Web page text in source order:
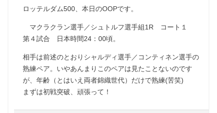
ロッテルダム500、本日のOOPです。
マクラクラン選手／シュトルフ選手組1R コート１
第４試合 日本時間24：00頃。
相手は前述のとおりシャルディ選手／コンティネン選手の
熟練ペア。いやあんまりこのペアは見たことないのです
が、年齢（とはいえ両者錦織世代）だけで熟練(苦笑)
まずは初戦突破、頑張って！